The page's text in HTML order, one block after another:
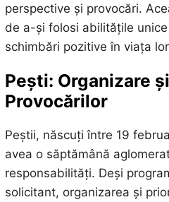
perspective și provocări.
de a-și folosi abilitățile
schimbări pozitive în viața
Pești: Organizare
Provocărilor
Peștii, născuți între 19
avea o săptămână
responsabilități. Deși
solicitant, organizarea și